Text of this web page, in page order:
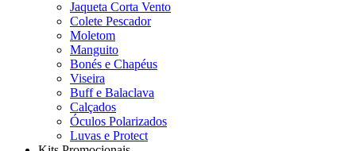
Jaqueta Corta Vento
Colete Pescador
Moletom
Manguito
Bonés e Chapéus
Viseira
Buff e Balaclava
Calçados
Óculos Polarizados
Luvas e Protect